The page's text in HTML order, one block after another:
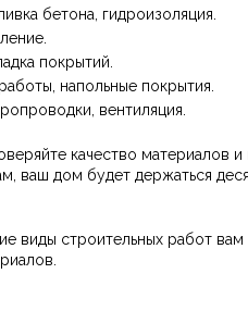
бетона, гидроизоляция.
покрытий.
напольные покрытия.
вентиляция.
качество материалов и
ваш дом будет держаться
виды строительных работ вам